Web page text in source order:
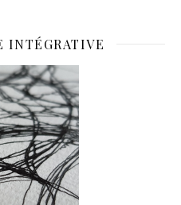
INTÉGRATIVE